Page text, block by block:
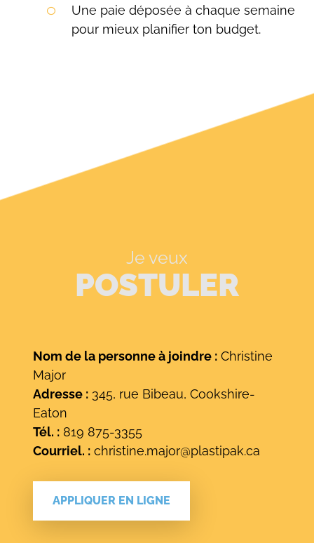
Une paie déposée à chaque semaine
pour mieux planifier ton budget.
Je veux
POSTULER
Nom de la personne à joindre :Christine
Major
Adresse :345, rue Bibeau, Cookshire-
Eaton
Tél. :819 875-3355
Courriel. : christine.major@plastipak.ca
APPLIQUER EN LIGNE